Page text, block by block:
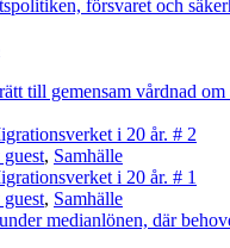
försvaret och
till gemensam vårdnad om
i 20 år. # 2
, Samhälle
i 20 år. # 1
, Samhälle
medianlönen, där